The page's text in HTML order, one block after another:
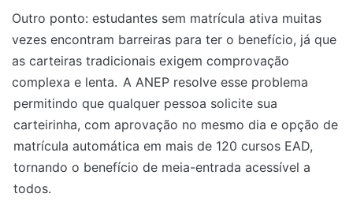
Outro ponto: estudantes sem matrícula ativa muitas
vezes encontram barreiras para ter o benefício, já que
as carteiras tradicionais exigem comprovação
complexa e lenta. A ANEP resolve esse problema
permitindo que qualquer pessoa solicite sua
carteirinha, com aprovação no mesmo dia e opção de
matrícula automática em mais de 120 cursos EAD,
tornando o benefício de meia-entrada acessível a
todos.